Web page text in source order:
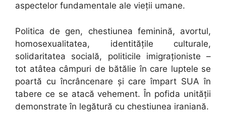
aspectelor fundamentale ale vieții umane.
Politica de gen, chestiunea feminină, avortul,
homosexualitatea, identitățile culturale,
solidaritatea socială, politicile imigraționiste –
tot atâtea câmpuri de bătălie în care luptele se
poartă cu încrâncenare și care împart SUA în
tabere ce se atacă vehement. În pofida unității
demonstrate în legătură cu chestiunea iraniană.